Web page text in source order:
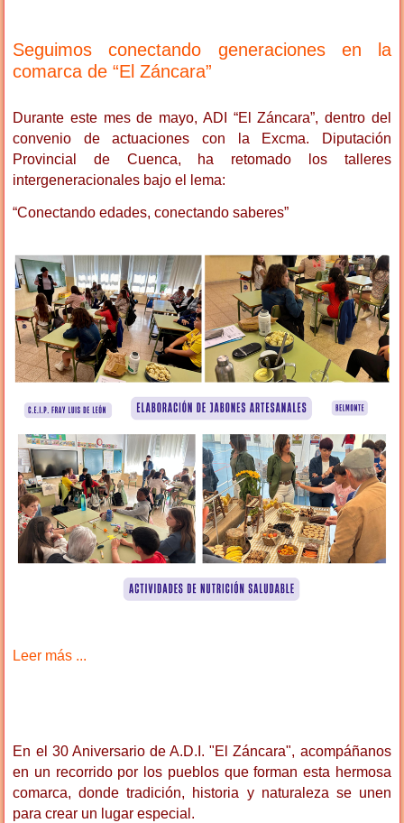
Seguimos conectando generaciones en la
comarca de “El Záncara”
Durante este mes de mayo, ADI “El Záncara”, dentro del
convenio de actuaciones con la Excma. Diputación
Provincial de Cuenca, ha retomado los talleres
intergeneracionales bajo el lema:
“Conectando edades, conectando saberes”
Leer más ...
En el 30 Aniversario de A.D.I. "El Záncara", acompáñanos
en un recorrido por los pueblos que forman esta hermosa
comarca, donde tradición, historia y naturaleza se unen
para crear un lugar especial.